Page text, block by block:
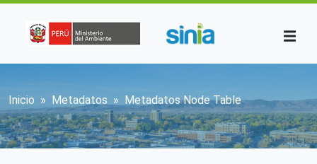
Sobrescribir enlaces de ayuda a la
Inicio Metadatos Metadatos Node Table